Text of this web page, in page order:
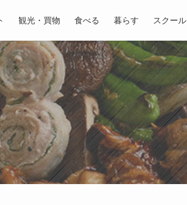
観光・買物 食べる 暮らす スクール